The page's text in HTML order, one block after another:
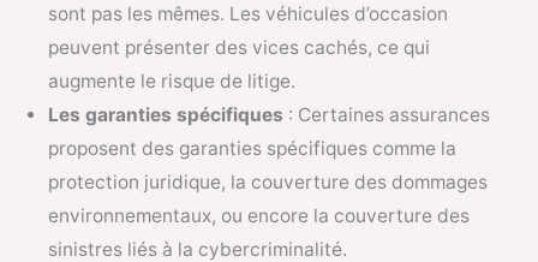
sont pas les mêmes. Les véhicules d’occasion
peuvent présenter des vices cachés, ce qui
augmente le risque de litige.
Les garanties spécifiques : Certaines assurances
proposent des garanties spécifiques comme la
protection juridique, la couverture des dommages
environnementaux, ou encore la couverture des
sinistres liés à la cybercriminalité.